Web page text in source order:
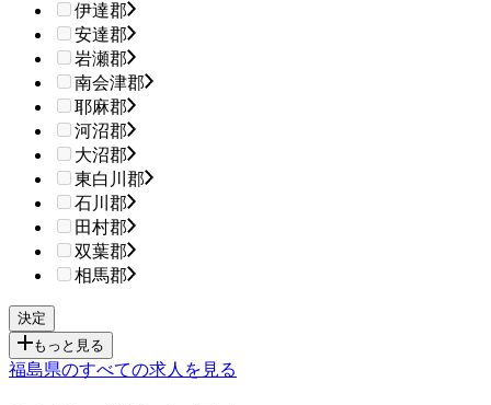
伊達郡
安達郡
岩瀬郡
南会津郡
耶麻郡
河沼郡
大沼郡
東白川郡
石川郡
田村郡
双葉郡
相馬郡
もっと見る
福島県のすべての求人を見る